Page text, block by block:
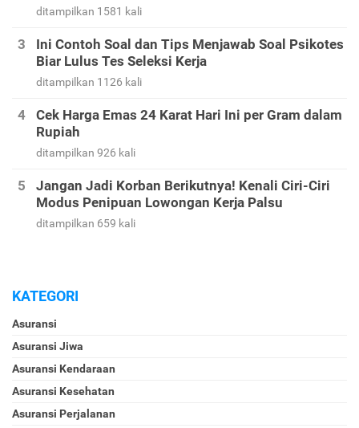
ditampilkan 1581 kali
Ini Contoh Soal dan Tips Menjawab Soal Psikotes
Biar Lulus Tes Seleksi Kerja
ditampilkan 1126 kali
Cek Harga Emas 24 Karat Hari Ini per Gram dalam
Rupiah
ditampilkan 926 kali
Jangan Jadi Korban Berikutnya! Kenali Ciri-Ciri
Modus Penipuan Lowongan Kerja Palsu
ditampilkan 659 kali
KATEGORI
Asuransi
Asuransi Jiwa
Asuransi Kendaraan
Asuransi Kesehatan
Asuransi Perjalanan